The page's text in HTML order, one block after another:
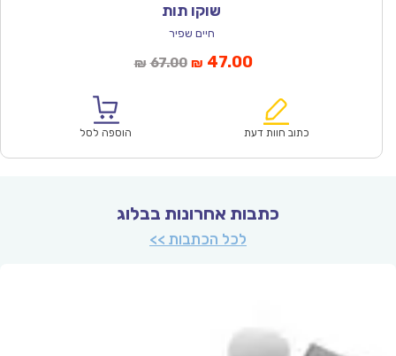
שוקו תות
חיים שפיר
₪ 67.00המחיר
₪67.00.
₪ 47.00המחיר
הוא:
כתוב חוות דעת הוספה לסל
כתבות אחרונות בבלוג
לכל הכתבות >>